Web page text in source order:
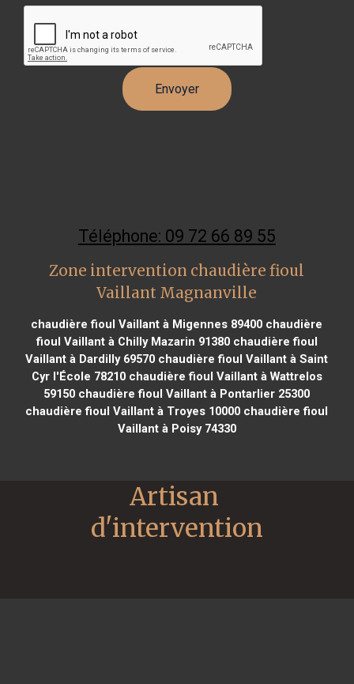
Téléphone: 09 72 66 89 55
Zone intervention chaudière fioul
Vaillant Magnanville
chaudière fioul Vaillant à Migennes 89400 chaudière
fioul Vaillant à Chilly Mazarin 91380chaudière fioul
Vaillant à Dardilly 69570 chaudière fioul Vaillant à Saint
Cyr l'École 78210chaudière fioul Vaillant à Wattrelos
59150 chaudière fioul Vaillant à Pontarlier 25300
chaudière fioul Vaillant à Troyes 10000 chaudière fioul
Vaillant à Poisy 74330
Artisan
d'intervention